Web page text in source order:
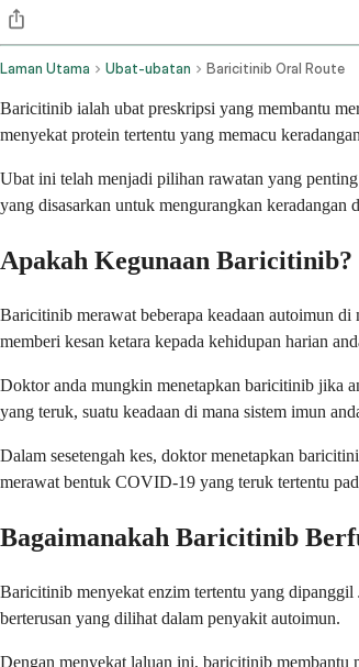
Laman Utama Ubat-ubatan Baricitinib Oral Route
Baricitinib ialah ubat preskripsi yang membantu
menyekat protein tertentu yang memacu
Ubat ini telah menjadi pilihan rawatan yang
yang disasarkan untuk mengurangkan keradangan
Apakah Kegunaan Baricitinib?
Baricitinib merawat beberapa keadaan autoimun
memberi kesan ketara kepada kehidupan harian
Doktor anda mungkin menetapkan baricitinib jika
yang teruk, suatu keadaan di mana sistem imun
Dalam sesetengah kes, doktor menetapkan
merawat bentuk COVID-19 yang teruk tertentu
Bagaimanakah Baricitinib
Baricitinib menyekat enzim tertentu yang
berterusan yang dilihat dalam penyakit autoimun.
Dengan menyekat laluan ini, baricitinib membantu